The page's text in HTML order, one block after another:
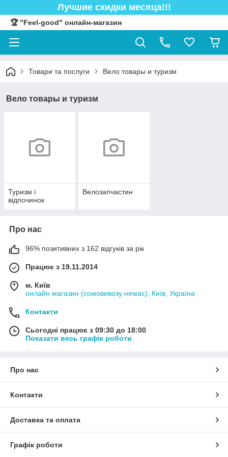
Лучшие скидки месяца!!!
🏆 "Feel-good" онлайн-магазин
Товари та послуги Вело товары и туризм
Вело товары и туризм
Туризм і
відпочинок
Велозапчастин
Про нас
96% позитивних з 162 відгуків за рік
Працює з 19.11.2014
м. Київ
онлайн магазин (сомовивозу немає), Київ, Україна
Контакти
Сьогодні працює з 09:30 до 18:00
Показати весь графік роботи
Про нас
Контакти
Доставка та оплата
Графік роботи